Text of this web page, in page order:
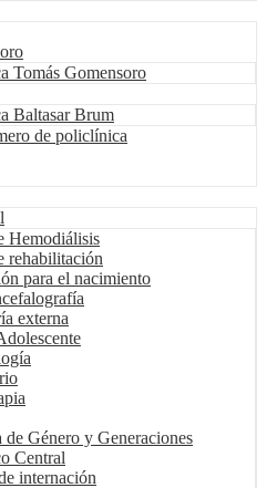
Tomás Gomensoro
Baltasar Brum
de policlínica
Hemodiálisis
rehabilitación
para el nacimiento
externa
Género y Generaciones
Central
internación